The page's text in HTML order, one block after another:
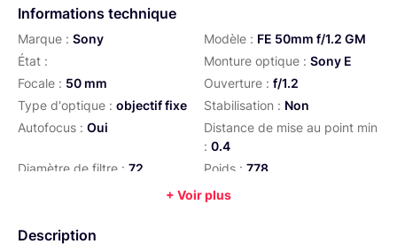
Informations technique
Marque : Sony Modèle : FE 50mm f/1.2 GM
État :
Monture optique : Sony E
Focale : 50 mm Ouverture : f/1.2
Type d'optique : objectif fixe Stabilisation : Non
Autofocus : Oui
Distance de mise au point min
: 0.4
Diamètre de filtre : 72 Poids : 778
+ Voir plus
Description